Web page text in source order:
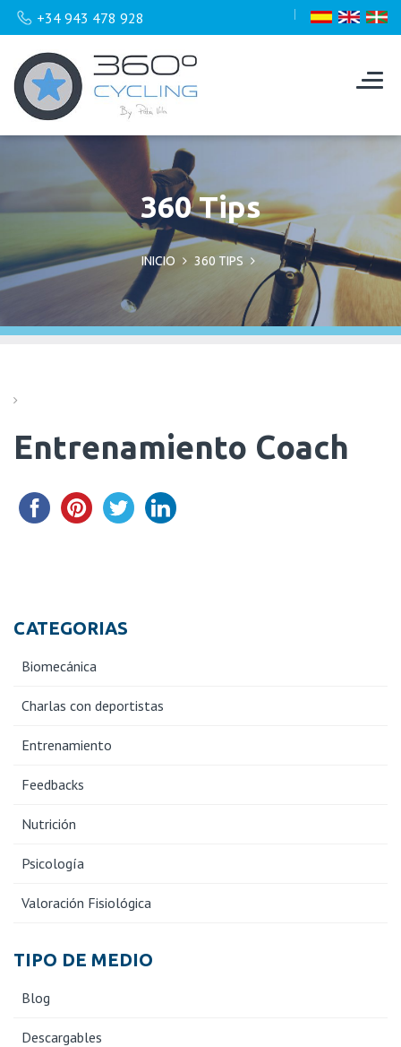
+34 943 478 928
360 Tips
INICIO 360 TIPS
Entrenamiento Coach
CATEGORIAS
Biomecánica
Charlas con deportistas
Entrenamiento
Feedbacks
Nutrición
Psicología
Valoración Fisiológica
TIPO DE MEDIO
Blog
Descargables